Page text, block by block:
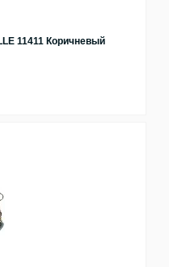
11411 Коричневый